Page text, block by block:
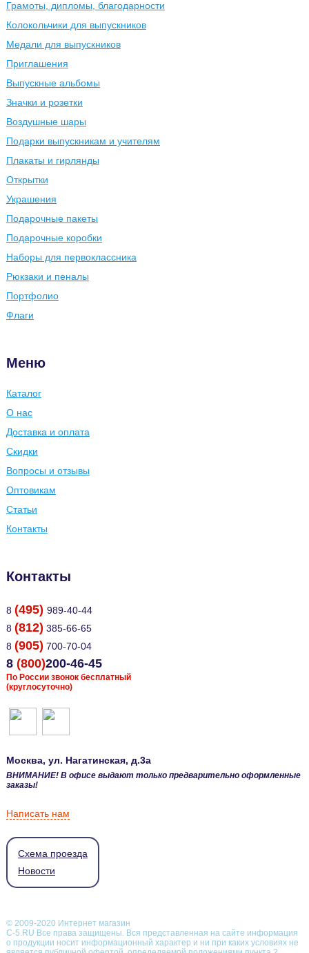
Грамоты, дипломы, благодарности
Колокольчики для выпускников
Медали для выпускников
Приглашения
Выпускные альбомы
Значки и розетки
Воздушные шары
Подарки выпускникам и учителям
Плакаты и гирлянды
Открытки
Украшения
Подарочные пакеты
Подарочные коробки
Наборы для первоклассника
Рюкзаки и пеналы
Портфолио
Флаги
Меню
Каталог
О нас
Доставка и оплата
Скидки
Вопросы и отзывы
Оптовикам
Статьи
Контакты
Контакты
8 (495) 989-40-44
8 (812) 385-66-65
8 (905) 700-70-04
8 (800)200-46-45
По России звонок бесплатный
(круглосуточно)
Москва, ул. Нагатинская, д.3а
ВНИМАНИЕ! В офисе выдают только предварительно оформленные
заказы!
Написать нам
Схема проезда
Новости
© 2009-2020 Интернет магазин
С-5.RU Все права защищены. Вся представленная на сайте информация
о продукции носит информационный характер и ни при каких условиях не